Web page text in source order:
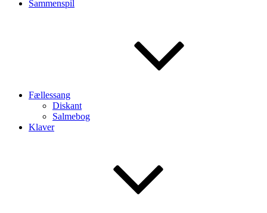
Sammenspil
Fællessang
Diskant
Salmebog
Klaver